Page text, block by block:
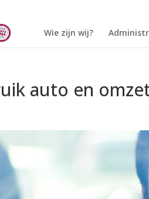
Wie zijn wij?
auto en